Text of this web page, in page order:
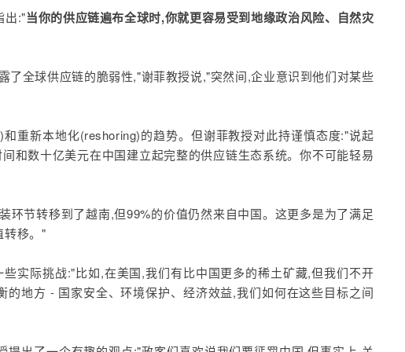
出:"当你的供应链遍布全球时,你就更容易受到地缘政治风险、自然灾
了全球供应链的脆弱性,"谢菲教授说,"突然间,企业意识到他们对某些
重新本地化(reshoring)的趋势。但谢菲教授对此持谨慎态度:"说起
和数十亿美元在中国建立起完整的供应链生态系统。你不可能轻易
环节转移到了越南,但99%的价值仍然来自中国。这更多是为了满足
转移。"
实际挑战:"比如,在美国,我们有比中国更多的稀土矿藏,但我们不开
的地方 - 国家安全、环境保护、经济效益,我们如何在这些目标之间